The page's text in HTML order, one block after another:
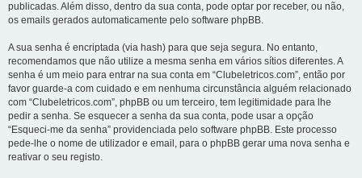
publicadas. Além disso, dentro da sua conta, pode optar por receber, ou não,
os emails gerados automaticamente pelo software phpBB.
A sua senha é encriptada (via hash) para que seja segura. No entanto,
recomendamos que não utilize a mesma senha em vários sítios diferentes. A
senha é um meio para entrar na sua conta em “Clubeletricos.com”, então por
favor guarde-a com cuidado e em nenhuma circunstância alguém relacionado
com “Clubeletricos.com”, phpBB ou um terceiro, tem legitimidade para lhe
pedir a senha. Se esquecer a senha da sua conta, pode usar a opção
“Esqueci-me da senha” providenciada pelo software phpBB. Este processo
pede-lhe o nome de utilizador e email, para o phpBB gerar uma nova senha e
reativar o seu registo.